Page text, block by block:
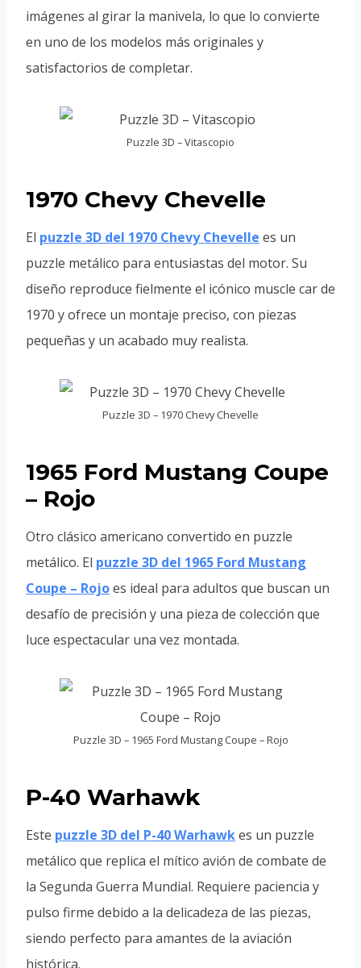
imágenes al girar la manivela, lo que lo convierte
en uno de los modelos más originales y
satisfactorios de completar.
Puzzle 3D – Vitascopio
1970 Chevy Chevelle
El puzzle 3D del 1970 Chevy Chevelle es un
puzzle metálico para entusiastas del motor. Su
diseño reproduce fielmente el icónico muscle car de
1970 y ofrece un montaje preciso, con piezas
pequeñas y un acabado muy realista.
Puzzle 3D – 1970 Chevy Chevelle
1965 Ford Mustang Coupe
– Rojo
Otro clásico americano convertido en puzzle
metálico. El puzzle 3D del 1965 Ford Mustang
Coupe – Rojoes ideal para adultos que buscan un
desafío de precisión y una pieza de colección que
luce espectacular una vez montada.
Puzzle 3D – 1965 Ford Mustang Coupe – Rojo
P-40 Warhawk
Este puzzle 3D del P-40 Warhawkes un puzzle
metálico que replica el mítico avión de combate de
la Segunda Guerra Mundial. Requiere paciencia y
pulso firme debido a la delicadeza de las piezas,
siendo perfecto para amantes de la aviación
histórica.